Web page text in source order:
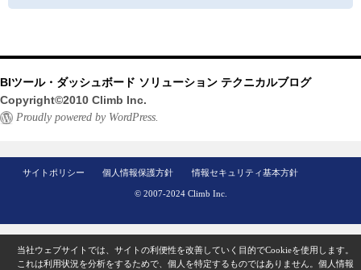
BIツール・ダッシュボード ソリューション テクニカルブログ
Copyright©2010 Climb Inc.
Proudly powered by WordPress.
サイトポリシー 個人情報保護方針 情報セキュリティ基本方針
© 2007-2024 Climb Inc.
当社ウェブサイトでは、サイトの利便性を改善していく目的でCookieを使用します。
これは利用状況を分析をするためで、個人を特定するものではありません。 個人情報